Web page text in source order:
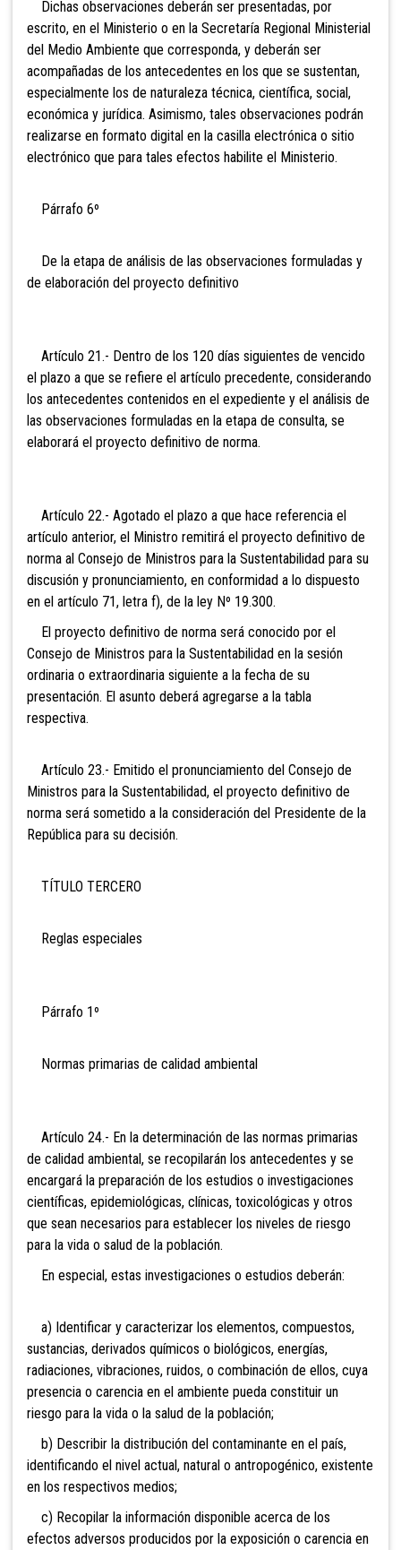
Dichas observaciones deberán ser presentadas, por
escrito, en el Ministerio o en la Secretaría Regional Ministerial
del Medio Ambiente que corresponda, y deberán ser
acompañadas de los antecedentes en los que se sustentan,
especialmente los de naturaleza técnica, científica, social,
económica y jurídica. Asimismo, tales observaciones podrán
realizarse en formato digital en la casilla electrónica o sitio
electrónico que para tales efectos habilite el Ministerio.
Párrafo 6º
De la etapa de análisis de las observaciones formuladas y
de elaboración del proyecto definitivo
Artículo 21.- Dentro de los 120 días siguientes de vencido
el plazo a que se refiere el artículo precedente, considerando
los antecedentes contenidos en el expediente y el análisis de
las observaciones formuladas en la etapa de consulta, se
elaborará el proyecto definitivo de norma.
Artículo 22.- Agotado el plazo a que hace referencia el
artículo anterior, el Ministro remitirá el proyecto definitivo de
norma al Consejo de Ministros para la Sustentabilidad para su
discusión y pronunciamiento, en conformidad a lo dispuesto
en el artículo 71, letra f), de la ley Nº 19.300.
El proyecto definitivo de norma será conocido por el
Consejo de Ministros para la Sustentabilidad en la sesión
ordinaria o extraordinaria siguiente a la fecha de su
presentación. El asunto deberá agregarse a la tabla
respectiva.
Artículo 23.- Emitido el pronunciamiento del Consejo de
Ministros para la Sustentabilidad, el proyecto definitivo de
norma será sometido a la consideración del Presidente de la
República para su decisión.
TÍTULO TERCERO
Reglas especiales
Párrafo 1º
Normas primarias de calidad ambiental
Artículo 24.- En la determinación de las normas primarias
de calidad ambiental, se recopilarán los antecedentes y se
encargará la preparación de los estudios o investigaciones
científicas, epidemiológicas, clínicas, toxicológicas y otros
que sean necesarios para establecer los niveles de riesgo
para la vida o salud de la población.
En especial, estas investigaciones o estudios deberán:
a) Identificar y caracterizar los elementos, compuestos,
sustancias, derivados químicos o biológicos, energías,
radiaciones, vibraciones, ruidos, o combinación de ellos, cuya
presencia o carencia en el ambiente pueda constituir un
riesgo para la vida o la salud de la población;
b) Describir la distribución del contaminante en el país,
identificando el nivel actual, natural o antropogénico, existente
en los respectivos medios;
c) Recopilar la información disponible acerca de los
efectos adversos producidos por la exposición o carencia en